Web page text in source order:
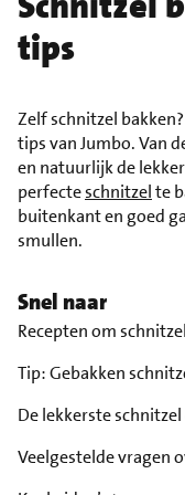
tips
Zelf schnitzel
tips van Jumbo. Van
en natuurlijk de
perfecteschnitzelte
buitenkant en goed
smullen.
Snel naar
Recepten om
Tip: Gebakken
De lekkerste
Veelgestelde vragen